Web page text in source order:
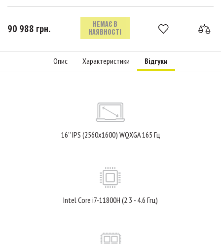
90 988 грн.
НЕМАЄ В
НАЯВНОСТІ
Опис Характеристики Відгуки
16’’ IPS (2560x1600) WQXGA 165 Гц
Intel Core i7-11800H (2.3 - 4.6 Ггц)